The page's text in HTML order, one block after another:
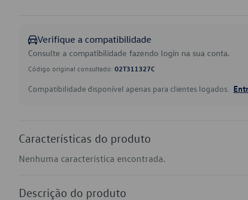
Verifique a compatibilidade
Consulte a compatibilidade fazendo login na sua conta.
Código original consultado: 02T311327C
Compatibilidade disponível apenas para clientes logados.
Características do produto
Nenhuma característica encontrada.
Descrição do produto